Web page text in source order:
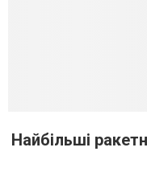
Найбільші